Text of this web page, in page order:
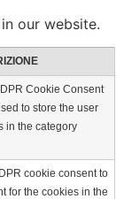
our website.
Cookie Consent
to store the user
in the category
cookie consent to
for the cookies in the